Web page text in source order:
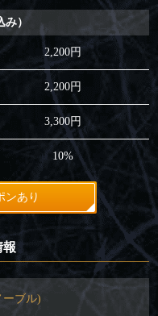
）
2,200円
2,200円
3,300円
10%
ンあり
報
ーブル)